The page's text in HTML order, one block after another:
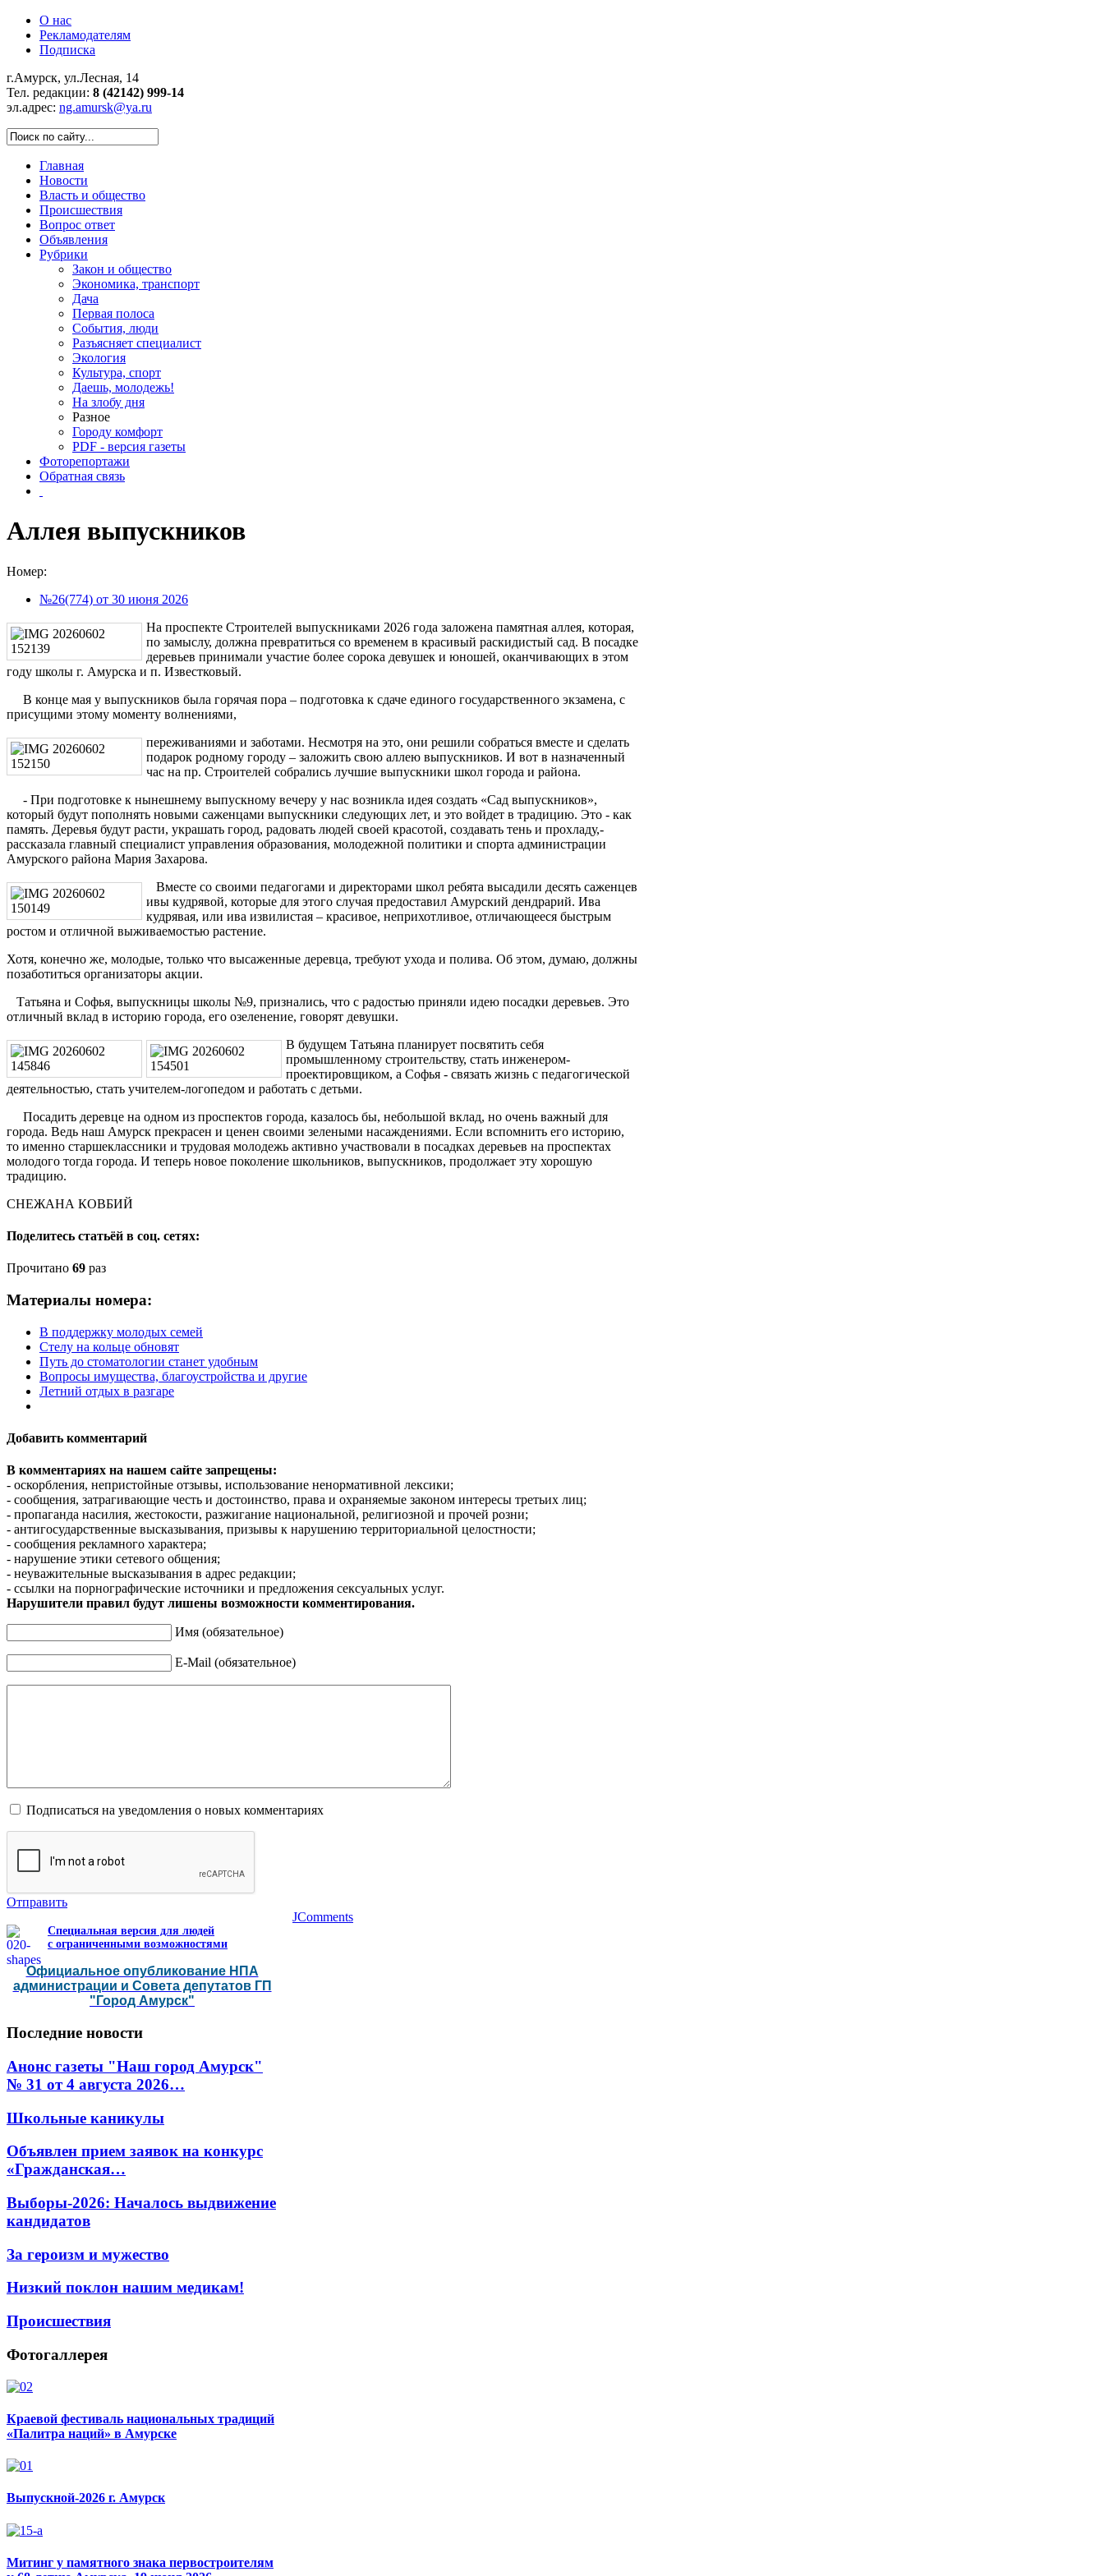
О нас
Рекламодателям
Подписка
г.Амурск, ул.Лесная, 14
Тел. редакции: 8 (42142) 999-14
эл.адрес: ng.amursk@ya.ru
Главная
Новости
Власть и общество
Происшествия
Вопрос ответ
Объявления
Рубрики
Закон и общество
Экономика, транспорт
Дача
Первая полоса
События, люди
Разъясняет специалист
Экология
Культура, спорт
Даешь, молодежь!
На злобу дня
Разное
Городу комфорт
PDF - версия газеты
Фоторепортажи
Обратная связь
Аллея выпускников
Номер:
№26(774) от 30 июня 2026
На проспекте Строителей выпускниками 2026 года заложена памятная аллея, которая,
по замыслу, должна превратиться со временем в красивый раскидистый сад. В посадке
деревьев принимали участие более сорока девушек и юношей, оканчивающих в этом
году школы г. Амурска и п. Известковый.
В конце мая у выпускников была горячая пора – подготовка к сдаче единого государственного экзамена, с
присущими этому моменту волнениями,
переживаниями и заботами. Несмотря на это, они решили собраться вместе и сделать
подарок родному городу – заложить свою аллею выпускников. И вот в назначенный
час на пр. Строителей собрались лучшие выпускники школ города и района.
- При подготовке к нынешнему выпускному вечеру у нас возникла идея создать «Сад выпускников»,
который будут пополнять новыми саженцами выпускники следующих лет, и это войдет в традицию. Это - как
память. Деревья будут расти, украшать город, радовать людей своей красотой, создавать тень и прохладу,-
рассказала главный специалист управления образования, молодежной политики и спорта администрации
Амурского района Мария Захарова.
Вместе со своими педагогами и директорами школ ребята высадили десять саженцев
ивы кудрявой, которые для этого случая предоставил Амурский дендрарий. Ива
кудрявая, или ива извилистая – красивое, неприхотливое, отличающееся быстрым
ростом и отличной выживаемостью растение.
Хотя, конечно же, молодые, только что высаженные деревца, требуют ухода и полива. Об этом, думаю, должны
позаботиться организаторы акции.
Татьяна и Софья, выпускницы школы №9, признались, что с радостью приняли идею посадки деревьев. Это
отличный вклад в историю города, его озеленение, говорят девушки.
В будущем Татьяна планирует посвятить себя
промышленному строительству, стать инженером-
проектировщиком, а Софья - связать жизнь с педагогической
деятельностью, стать учителем-логопедом и работать с детьми.
Посадить деревце на одном из проспектов города, казалось бы, небольшой вклад, но очень важный для
города. Ведь наш Амурск прекрасен и ценен своими зелеными насаждениями. Если вспомнить его историю,
то именно старшеклассники и трудовая молодежь активно участвовали в посадках деревьев на проспектах
молодого тогда города. И теперь новое поколение школьников, выпускников, продолжает эту хорошую
традицию.
СНЕЖАНА КОВБИЙ
Поделитесь статьёй в соц. сетях:
Прочитано 69 раз
Материалы номера:
В поддержку молодых семей
Стелу на кольце обновят
Путь до стоматологии станет удобным
Вопросы имущества, благоустройства и другие
Летний отдых в разгаре
Добавить комментарий
В комментариях на нашем сайте запрещены:
- оскорбления, непристойные отзывы, использование ненормативной лексики;
- сообщения, затрагивающие честь и достоинство, права и охраняемые законом интересы третьих лиц;
- пропаганда насилия, жестокости, разжигание национальной, религиозной и прочей розни;
- антигосударственные высказывания, призывы к нарушению территориальной целостности;
- сообщения рекламного характера;
- нарушение этики сетевого общения;
- неуважительные высказывания в адрес редакции;
- ссылки на порнографические источники и предложения сексуальных услуг.
Нарушители правил будут лишены возможности комментирования.
Имя (обязательное)
E-Mail (обязательное)
Подписаться на уведомления о новых комментариях
Отправить
JComments
Специальная версия для людей
с ограниченными возможностями
Официальное опубликование НПА
администрации и Совета депутатов ГП
"Город Амурск"
Последние новости
Анонс газеты "Наш город Амурск"
№ 31 от 4 августа 2026…
Школьные каникулы
Объявлен прием заявок на конкурс
«Гражданская…
Выборы-2026: Началось выдвижение
кандидатов
За героизм и мужество
Низкий поклон нашим медикам!
Происшествия
Фотогаллерея
Краевой фестиваль национальных традиций
«Палитра наций» в Амурске
Выпускной-2026 г. Амурск
Митинг у памятного знака первостроителям